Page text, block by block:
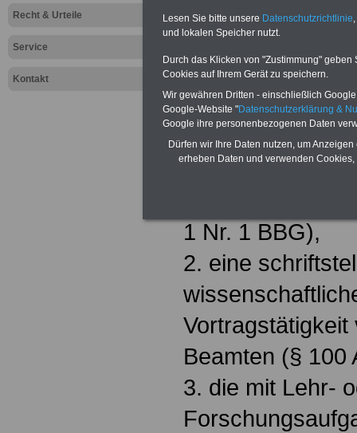
Recht & Urteile
Service
Kontakt
sind in § 100
dort
gehören
1. die
Nutznießung
1 Nr. 1 BBG),
2. eine
Beamten (§ 100
3. die mit Lehr-
Lesen Sie bitte unsere Datenschutzrichtlinie
und lokalen Speicher nutzt.
Durch das Klicken von "Zustimmung"
Cookies auf Ihrem Gerät zu speichern.
Wir gewähren Dritten - einschließlich
Google-Website "Datenschutzerklärung &
Google ihre personenbezogenen Daten
Dürfen wir Ihre Daten nutzen, um
erheben Daten und verwenden